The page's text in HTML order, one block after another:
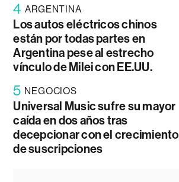
4 ARGENTINA
Los autos eléctricos chinos
están por todas partes en
Argentina pese al estrecho
vínculo de Milei con EE.UU.
5 NEGOCIOS
Universal Music sufre su mayor
caída en dos años tras
decepcionar con el crecimiento
de suscripciones